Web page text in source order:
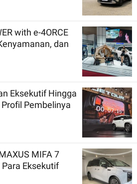
with e-4ORCE
dan
Eksekutif Hingga
Pembelinya
MIFA 7
Eksekutif